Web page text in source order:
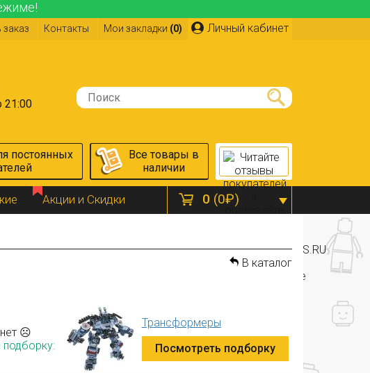
Личный кабинет
заказ Контакты Мои закладки (0)
21:00
0 (0₽)
постоянных
Все товары в
наличии
Акции и Скидки
В каталог
☹
Трансформеры
Посмотреть подборку